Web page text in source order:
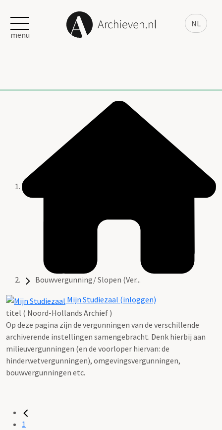
NL
menu
Bouwvergunning/ Slopen (Ver...
Mijn Studiezaal (inloggen)
titel ( Noord-Hollands Archief )
Op deze pagina zijn de vergunningen van de verschillende
archiverende instellingen samengebracht. Denk hierbij aan
milieuvergunningen (en de voorloper hiervan: de
hinderwetvergunningen), omgevingsvergunningen,
bouwvergunningen etc.
1